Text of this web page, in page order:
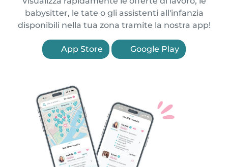
babysitter, le tate o gli assistenti all'infanzia
disponibili nella tua zona tramite la nostra app!
App Store Google Play